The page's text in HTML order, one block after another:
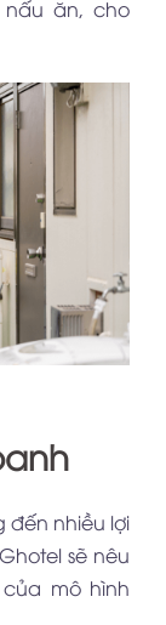
ăn, cho
đến nhiều lợi
sẽ nêu
mô hình